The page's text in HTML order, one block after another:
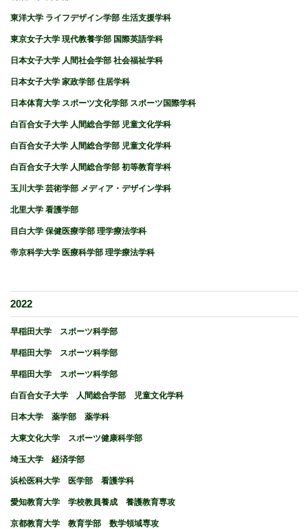
東洋大学 ライフデザイン学部 生活支援学科
東京女子大学 現代教養学部 国際英語学科
日本女子大学 人間社会学部 社会福祉学科
日本女子大学 家政学部 住居学科
日本体育大学 スポーツ文化学部 スポーツ国際学科
白百合女子大学 人間総合学部 児童文化学科
白百合女子大学 人間総合学部 児童文化学科
白百合女子大学 人間総合学部 初等教育学科
玉川大学 芸術学部 メディア・デザイン学科
北里大学 看護学部
目白大学 保健医療学部 理学療法学科
帝京科学大学 医療科学部 理学療法学科
2022
早稲田大学 スポーツ科学部
早稲田大学 スポーツ科学部
早稲田大学 スポーツ科学部
白百合女子大学 人間総合学部 児童文化学科
日本大学 薬学部 薬学科
大東文化大学 スポーツ健康科学部
埼玉大学 経済学部
浜松医科大学 医学部 看護学科
愛知教育大学 学校教員養成 養護教育専攻
京都教育大学 教育学部 数学領域専攻